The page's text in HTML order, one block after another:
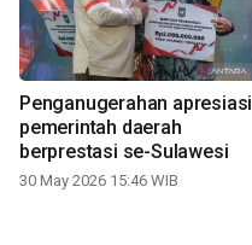
Penganugerahan apresiasi
pemerintah daerah
berprestasi se-Sulawesi
30 May 2026 15:46 WIB